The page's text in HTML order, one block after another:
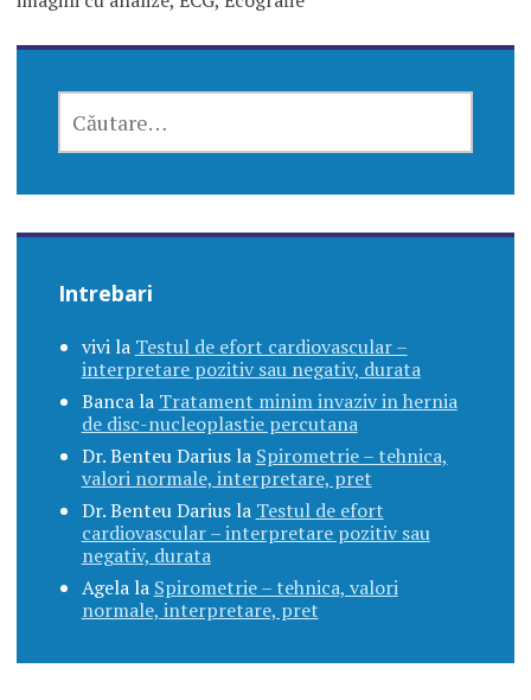
DUPĂ:
Intrebari
vivila Testul de efort cardiovascular –
interpretare pozitiv sau negativ, durata
Bancala Tratament minim invaziv in hernia
de disc-nucleoplastie percutana
Dr. Benteu Dariusla Spirometrie – tehnica,
valori normale, interpretare, pret
Dr. Benteu Dariusla Testul de efort
cardiovascular – interpretare pozitiv sau
negativ, durata
Agelala Spirometrie – tehnica, valori
normale, interpretare, pret